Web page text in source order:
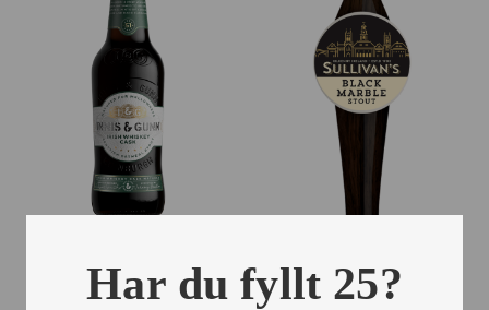
Whiskey Cask Stout 33cl
Stout
Har du fyllt 25?